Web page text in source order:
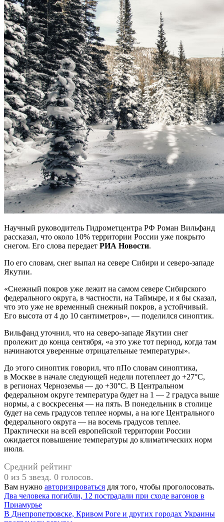
Научный руководитель Гидрометцентра РФ Роман Вильфанд
рассказал, что около 10% территории России уже покрыто
снегом. Его слова передает РИА Новости.
По его словам, снег выпал на севере Сибири и северо-западе
Якутии.
«Снежный покров уже лежит на самом севере Сибирского
федерального округа, в частности, на Таймыре, и я бы сказал,
что это уже не временный снежный покров, а устойчивый.
Его высота от 4 до 10 сантиметров», — поделился синоптик.
Вильфанд уточнил, что на северо-западе Якутии снег
пролежит до конца сентября, «а это уже тот период, когда там
начинаются уверенные отрицательные температуры».
До этого синоптик говорил, что пПо словам синоптика,
в Москве в начале следующей недели потеплеет до +27°C,
в регионах Черноземья — до +30°C. В Центральном
федеральном округе температура будет на 1 — 2 градуса выше
нормы, а с воскресенья — на пять. В понедельник в столице
будет на семь градусов теплее нормы, а на юге Центрального
федерального округа — на восемь градусов теплее.
Практически на всей европейской территории России
ожидается повышение температуры до климатических норм
июля.
Средний рейтинг
0 из 5 звезд. 0 голосов.
Вам нужно авторизироваться для того, чтобы проголосовать.
Навигация
по
Два человека погибли, 12 пострадали при сходе вагонов в
Приамурье
В Днепропетровске, Кривом Роге и других городах Украины